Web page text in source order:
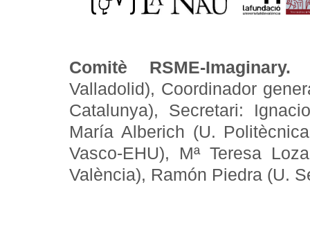
Comitè RSME-
Valladolid), Coordinador
Catalunya), Secretari:
María Alberich (U.
Vasco-EHU), Mª Teresa
València), Ramón Piedra (U.